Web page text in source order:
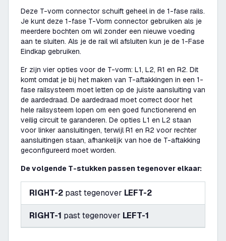
Deze T-vorm connector schuift geheel in de 1-fase rails.
Je kunt deze 1-fase T-Vorm connector gebruiken als je
meerdere bochten om wil zonder een nieuwe voeding
aan te sluiten. Als je de rail wil afsluiten kun je de 1-Fase
Eindkap gebruiken.
Er zijn vier opties voor de T-vorm: L1, L2, R1 en R2. Dit
komt omdat je bij het maken van T-aftakkingen in een 1-
fase railsysteem moet letten op de juiste aansluiting van
de aardedraad. De aardedraad moet correct door het
hele railsysteem lopen om een goed functionerend en
veilig circuit te garanderen. De opties L1 en L2 staan
voor linker aansluitingen, terwijl R1 en R2 voor rechter
aansluitingen staan, afhankelijk van hoe de T-aftakking
geconfigureerd moet worden.
De volgende T-stukken passen tegenover elkaar:
RIGHT-2 past tegenover LEFT-2
RIGHT-1 past tegenover LEFT-1